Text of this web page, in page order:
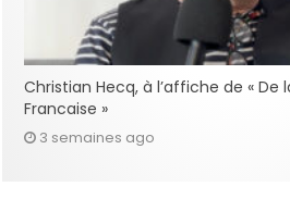
Christian Hecq, à l’affiche de « De
Francaise »
3 semaines ago